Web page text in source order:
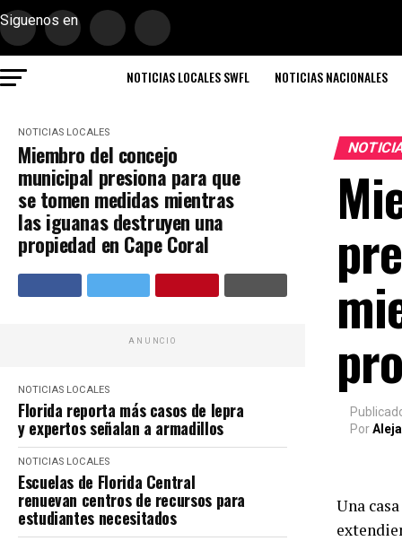
Siguenos en
NOTICIAS LOCALES SWFL NOTICIAS NACIONALES
NOTICIAS LOCALES
Miembro del concejo
municipal presiona para que
se tomen medidas mientras
las iguanas destruyen una
propiedad en Cape Coral
ANUNCIO
NOTICIAS LOCALES
Florida reporta más casos de lepra
y expertos señalan a armadillos
NOTICIAS LOCALES
Escuelas de Florida Central
renuevan centros de recursos para
estudiantes necesitados
Por
Una